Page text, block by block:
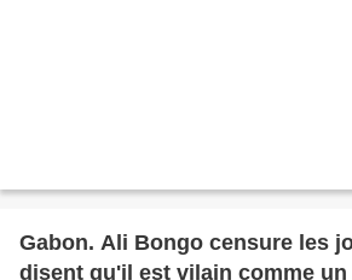
Gabon. Ali Bongo censure les
disent qu'il est vilain comme